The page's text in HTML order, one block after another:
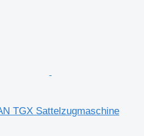
TGX Sattelzugmaschine